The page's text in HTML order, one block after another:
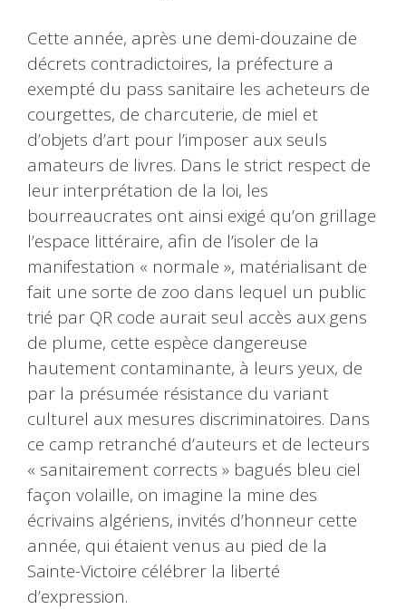
Cette année, après une demi-douzaine de
décrets contradictoires, la préfecture a
exempté du pass sanitaire les acheteurs de
courgettes, de charcuterie, de miel et
d’objets d’art pour l’imposer aux seuls
amateurs de livres. Dans le strict respect de
leur interprétation de la loi, les
bourreaucrates ont ainsi exigé qu’on grillage
l’espace littéraire, afin de l’isoler de la
manifestation « normale », matérialisant de
fait une sorte de zoo dans lequel un public
trié par QR code aurait seul accès aux gens
de plume, cette espèce dangereuse
hautement contaminante, à leurs yeux, de
par la présumée résistance du variant
culturel aux mesures discriminatoires. Dans
ce camp retranché d’auteurs et de lecteurs
« sanitairement corrects » bagués bleu ciel
façon volaille, on imagine la mine des
écrivains algériens, invités d’honneur cette
année, qui étaient venus au pied de la
Sainte-Victoire célébrer la liberté
d’expression.